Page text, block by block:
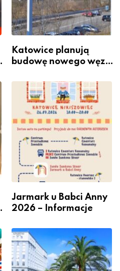
Katowice planują
budowę nowego węzła
Podlesiu
Jarmark u Babci Anny
2026 – Informacje